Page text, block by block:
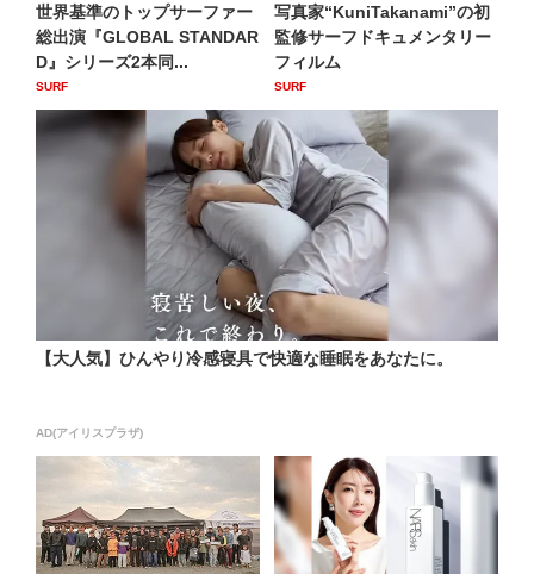
世界基準のトップサーファー
総出演『GLOBAL STANDAR
D』シリーズ2本同...
SURF
写真家“KuniTakanami”の初
監修サーフドキュメンタリー
フィルム
SURF
【大人気】ひんやり冷感寝具で快適な睡眠をあなたに。
AD(アイリスプラザ)